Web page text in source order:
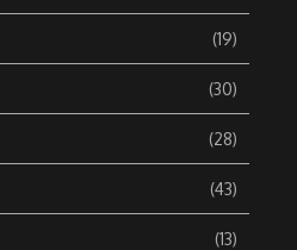
(19)
(30)
(28)
(43)
(13)